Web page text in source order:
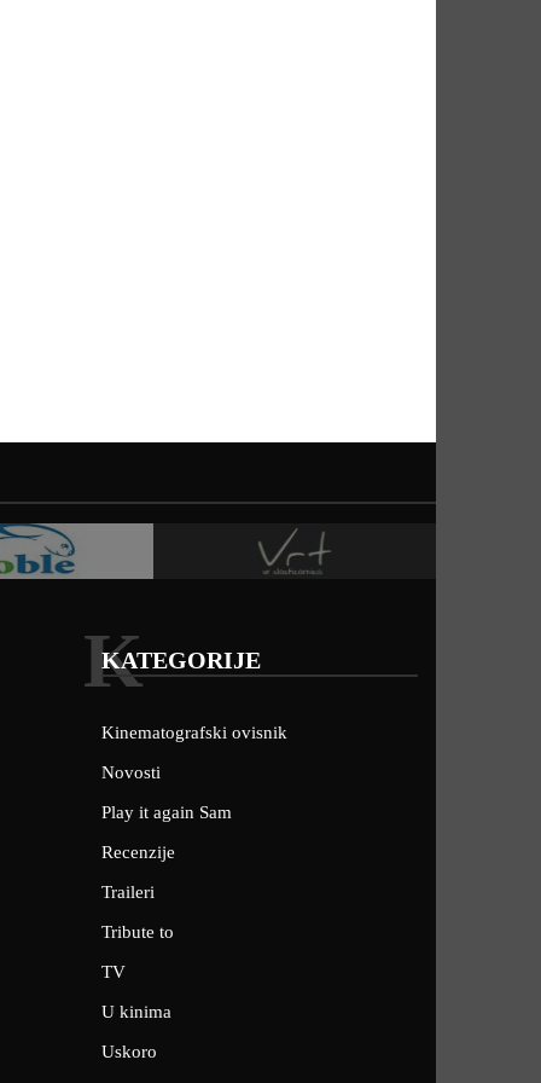
KATEGORIJE
K
Kinematografski ovisnik
Novosti
Play it again Sam
Recenzije
Traileri
Tribute to
TV
U kinima
Uskoro